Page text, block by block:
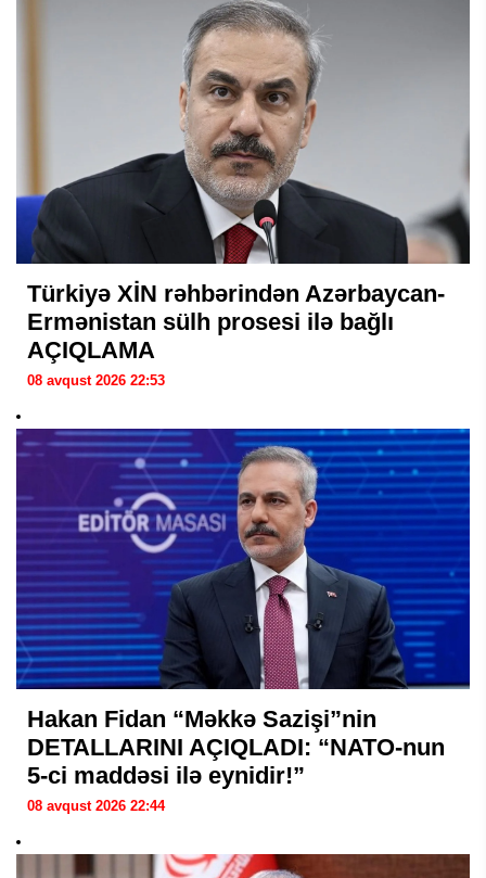
Türkiyə XİN rəhbərindən Azərbaycan-
Ermənistan sülh prosesi ilə bağlı
AÇIQLAMA
08 avqust 2026 22:53
Hakan Fidan “Məkkə Sazişi”nin
DETALLARINI AÇIQLADI: “NATO-nun
5-ci maddəsi ilə eynidir!”
08 avqust 2026 22:44